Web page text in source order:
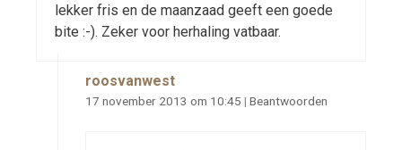
lekker fris en de maanzaad geeft een goede
bite :-). Zeker voor herhaling vatbaar.
roosvanwest
17 november 2013 om 10:45 | Beantwoorden